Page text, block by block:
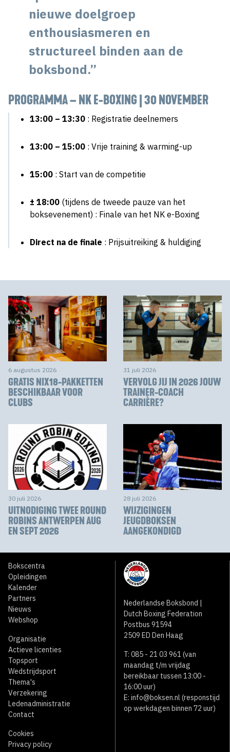
nieuwe doelgroep
enthousiasmeren en
structureel binden aan de
boksbond.”
PROGRAMMA – NK E-BOXING | 30 NOVEMBER
13:00 – 13:30 : Registratie deelnemers
13:00 – 15:00 : Vrije training & warming-up
15:00 : Start van de competitie
± 18:00 (tijdens de tweede pauze van het
boksevenement) : Finale van het NK e-Boxing
Direct na de finale : Prijsuitreiking & huldiging
6 augustus 2026
GRATIS NIX18-PAKKETTEN
BESCHIKBAAR VOOR
CLUBS
31 juli 2026
VERVOLG JIJ IN 2026 JOUW
TRAINER-COACH
CARRIÈRE?
30 juli 2026
UITNODIGING TWEE ROUND
ROBINS ANTWERPEN AUG
EN SEPT 2026
28 juli 2026
WIJZIGINGEN
JEUGDBOKSEN
AANGEKONDIGD
Bokscentra
Opleidingen
Kalender
Partners
Nieuws
Webshop
Organisatie
Actieve licenties
Topsport
Wedstrijdsport
Thema's
Verzekering
Ledenadministratie
Contact
Cookies
Privacy policy
Nederlandse Boksbond |
Dutch Boxing Federation
Postbus 91594
2509 ED Den Haag
T: 085 - 21 03 961 (van
maandag t/m vrijdag
bereikbaar tussen 13:00 -
16:00 uur)
E: info@boksen.nl (responstijd
op werkdagen binnen 72 uur)